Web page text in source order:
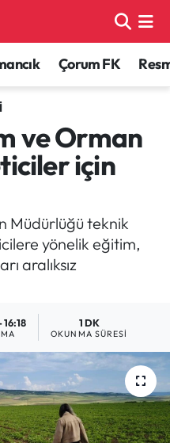
Çorum FK
ve Orman
için
Müdürlüğü teknik
yönelik eğitim,
aralıksız
1 DK
OKUNMA SÜRESI
Fikstür